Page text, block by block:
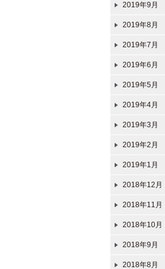
2019年9月
2019年8月
2019年7月
2019年6月
2019年5月
2019年4月
2019年3月
2019年2月
2019年1月
2018年12月
2018年11月
2018年10月
2018年9月
2018年8月